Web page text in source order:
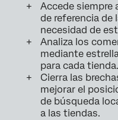
Accede siempre
de referencia de
necesidad de
Analiza los
mediante
para cada tienda.
Cierra las
mejorar el
de búsqueda
a las tiendas.